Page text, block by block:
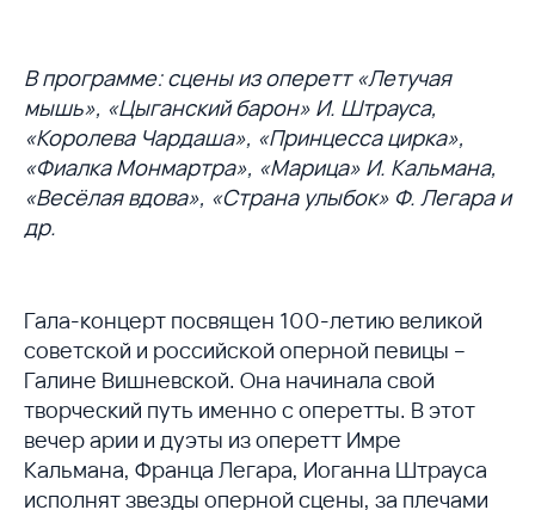
В программе: сцены из оперетт «Летучая
мышь», «Цыганский барон» И. Штрауса,
«Королева Чардаша», «Принцесса цирка»,
«Фиалка Монмартра», «Марица» И. Кальмана,
«Весёлая вдова», «Страна улыбок» Ф. Легара и
др.
Гала-концерт посвящен 100-летию великой
советской и российской оперной певицы –
Галине Вишневской. Она начинала свой
творческий путь именно с оперетты. В этот
вечер арии и дуэты из оперетт Имре
Кальмана, Франца Легара, Иоганна Штрауса
исполнят звезды оперной сцены, за плечами